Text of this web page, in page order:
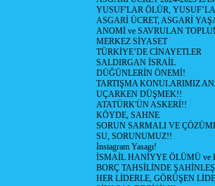
YUSUF'LAR ÖLÜR,
ASGARİ ÜCRET, ASGARİ
ANOMİ ve SAVRULAN
MERKEZ SİYASET
TÜRKİYE’DE CİNAYETLER
SALDIRGAN İSRAİL
DÜĞÜNLERİN ÖNEMİ!
TARTIŞMA KONULARIMIZ
UÇARKEN DÜŞMEK!!
ATATÜRK'ÜN ASKERİ!!
KÖYDE, SAHNE
SORUN SARMALI VE
SU, SORUNUMUZ!!
İnstagram Yasagı!
İSMAİL HANİYYE ÖLÜMÜ ve
BORÇ TAHSİLİNDE
HER LİDERLE, GÖRÜŞEN